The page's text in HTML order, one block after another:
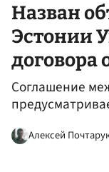
Назван
Эстонии
договора
Соглашение
Алексей